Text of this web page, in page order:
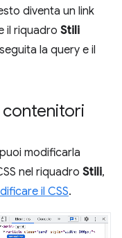
diventa un link
il riquadro Stili
la query e il
modificarla
nel riquadro Stili,
il CSS.